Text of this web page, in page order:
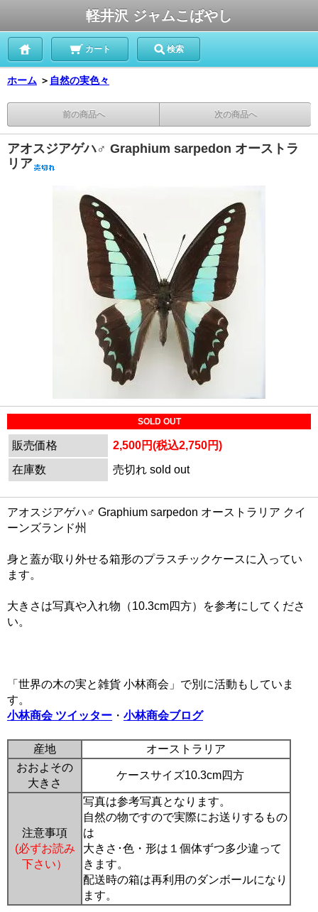
軽井沢 ジャムこばやし
カート 検索
ホーム ＞ 自然の実色々
前の商品へ 次の商品へ
アオスジアゲハ♂ Graphium sarpedon オーストラ
リア
SOLD OUT
販売価格
2,500円(税込2,750円)
在庫数
売切れ sold out
アオスジアゲハ♂ Graphium sarpedon オーストラリア クイ
ーンズランド州
身と蓋が取り外せる箱形のプラスチックケースに入ってい
ます。
大きさは写真や入れ物（10.3cm四方）を参考にしてくださ
い。
「世界の木の実と雑貨 小林商会」で別に活動もしていま
す。
小林商会 ツイッター ・ 小林商会ブログ
産地
オーストラリア
おおよその
大きさ
ケースサイズ10.3cm四方
注意事項
(必ずお読み
下さい）
写真は参考写真となります。
自然の物ですので実際にお送りするもの
は
大きさ･色・形は１個体ずつ多少違って
きます。
配送時の箱は再利用のダンボールになり
ます。